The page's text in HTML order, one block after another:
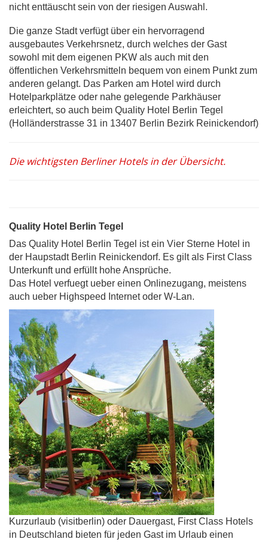
nicht enttäuscht sein von der riesigen Auswahl.
Die ganze Stadt verfügt über ein hervorragend
ausgebautes Verkehrsnetz, durch welches der Gast
sowohl mit dem eigenen PKW als auch mit den
öffentlichen Verkehrsmitteln bequem von einem Punkt zum
anderen gelangt. Das Parken am Hotel wird durch
Hotelparkplätze oder nahe gelegende Parkhäuser
erleichtert, so auch beim Quality Hotel Berlin Tegel
(Holländerstrasse 31 in 13407 Berlin Bezirk Reinickendorf)
Die wichtigsten Berliner Hotels in der Übersicht.
Quality Hotel Berlin Tegel
Das Quality Hotel Berlin Tegel ist ein Vier Sterne Hotel in
der Haupstadt Berlin Reinickendorf. Es gilt als First Class
Unterkunft und erfüllt hohe Ansprüche.
Das Hotel verfuegt ueber einen Onlinezugang, meistens
auch ueber Highspeed Internet oder W-Lan.
Kurzurlaub (visitberlin) oder Dauergast, First Class Hotels
in Deutschland bieten für jeden Gast im Urlaub einen